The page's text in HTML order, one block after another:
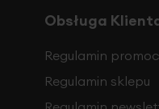
Obsługa
Regulamin
Regulamin sklepu